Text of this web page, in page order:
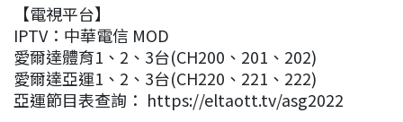
【電視平台】
IPTV：中華電信 MOD
愛爾達體育1、2、3台(CH200、201、202)
愛爾達亞運1、2、3台(CH220、221、222)
亞運節目表查詢： https://eltaott.tv/asg2022